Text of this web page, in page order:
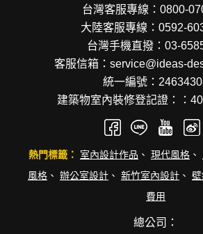
台灣客服專線：0800-
大陸客服專線：0592-
台灣手機直撥：03-
客服信箱：service@ideas-
統一編號：
建築物室內裝修登記證：：
熱門標籤： 室內設計作品 、 現代風格 、
風格 、 辦公室設計 、 新竹室內設計 、
費用
總公司：